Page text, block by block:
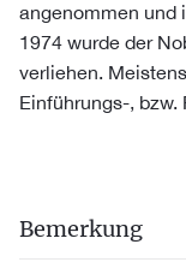
angenommen und
1974 wurde der
verliehen.
Einführungs-,
Bemerkung